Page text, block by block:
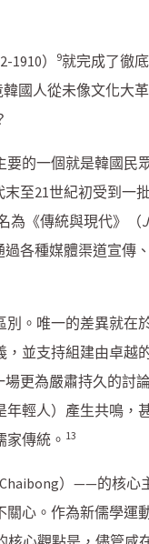
） 9就完成了徹
國人從未像文化大
的一個就是韓國民
至21世紀初受到一
為《傳統與現代》（
過各種媒體渠道宣傳
。唯一的差異就在
並支持組建由卓越
更為嚴肅持久的討
輕人）產生共鳴，
傳統。 13
）——的核心
心。作為新儒學運